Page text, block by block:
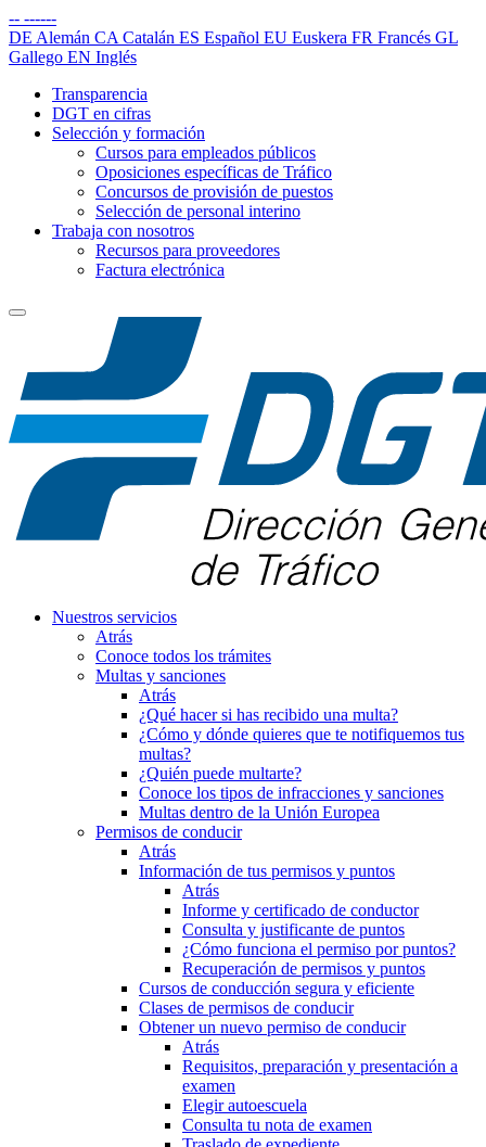
-- ------
DE Alemán CA Catalán ES Español EU Euskera FR Francés GL
Gallego EN Inglés
Transparencia
DGT en cifras
Selección y formación
Cursos para empleados públicos
Oposiciones específicas de Tráfico
Concursos de provisión de puestos
Selección de personal interino
Trabaja con nosotros
Recursos para proveedores
Factura electrónica
Nuestros servicios
Atrás
Conoce todos los trámites
Multas y sanciones
Atrás
¿Qué hacer si has recibido una multa?
¿Cómo y dónde quieres que te notifiquemos tus
multas?
¿Quién puede multarte?
Conoce los tipos de infracciones y sanciones
Multas dentro de la Unión Europea
Permisos de conducir
Atrás
Información de tus permisos y puntos
Atrás
Informe y certificado de conductor
Consulta y justificante de puntos
¿Cómo funciona el permiso por puntos?
Recuperación de permisos y puntos
Cursos de conducción segura y eficiente
Clases de permisos de conducir
Obtener un nuevo permiso de conducir
Atrás
Requisitos, preparación y presentación a
examen
Elegir autoescuela
Consulta tu nota de examen